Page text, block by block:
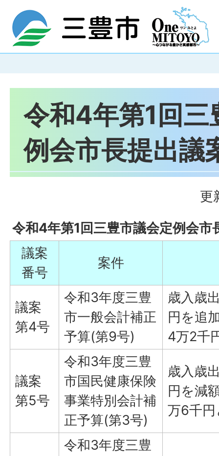
令和4年第1回三
例会市長提出議
更
令和4年第1回三豊市議会定例会市
議案
番号
案件
議案
第4号
令和3年度三豊
市一般会計補正
予算(第9号)
歳入歳
円を追
4万2千
議案
第5号
令和3年度三豊
市国民健康保険
事業特別会計補
正予算(第3号)
歳入歳
円を減
万6千
令和3年度三豊